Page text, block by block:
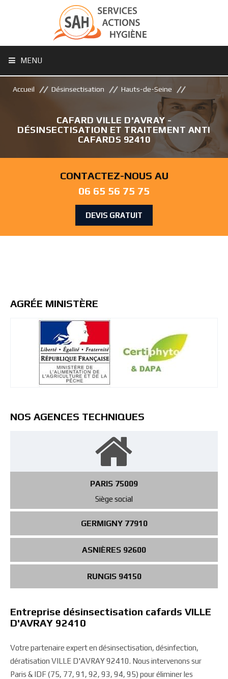
MENU
Accueil Désinsectisation Hauts-de-Seine
CAFARD VILLE D'AVRAY -
DÉSINSECTISATION ET TRAITEMENT ANTI
CAFARDS 92410
CONTACTEZ-NOUS AU
06 65 56 75 75
DEVIS GRATUIT
AGRÉE MINISTÈRE
NOS AGENCES TECHNIQUES
PARIS 75009
Siège social
GERMIGNY 77910
ASNIÈRES 92600
RUNGIS 94150
Entreprise désinsectisation cafards VILLE
D'AVRAY 92410
Votre partenaire expert en désinsectisation, désinfection,
dératisation VILLE D'AVRAY 92410. Nous intervenons sur
Paris & IDF (75, 77, 91, 92, 93, 94, 95) pour éliminer les